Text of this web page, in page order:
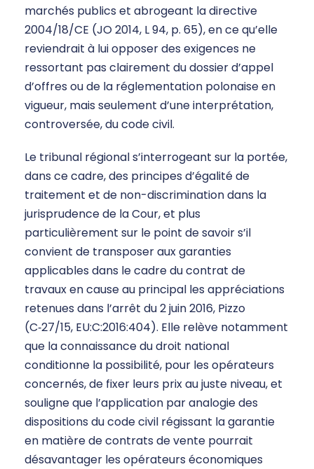
marchés publics et abrogeant la directive
2004/18/CE (JO 2014, L 94, p. 65), en ce qu’elle
reviendrait à lui opposer des exigences ne
ressortant pas clairement du dossier d’appel
d’offres ou de la réglementation polonaise en
vigueur, mais seulement d’une interprétation,
controversée, du code civil.
Le tribunal régional s’interrogeant sur la portée,
dans ce cadre, des principes d’égalité de
traitement et de non-discrimination dans la
jurisprudence de la Cour, et plus
particulièrement sur le point de savoir s’il
convient de transposer aux garanties
applicables dans le cadre du contrat de
travaux en cause au principal les appréciations
retenues dans l’arrêt du 2 juin 2016, Pizzo
(C‑27/15, EU:C:2016:404). Elle relève notamment
que la connaissance du droit national
conditionne la possibilité, pour les opérateurs
concernés, de fixer leurs prix au juste niveau, et
souligne que l’application par analogie des
dispositions du code civil régissant la garantie
en matière de contrats de vente pourrait
désavantager les opérateurs économiques